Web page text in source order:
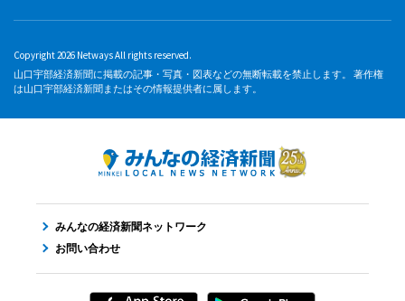
Copyright 2026 Netways All rights reserved.
山口宇部経済新聞に掲載の記事・写真・図表などの無断転載を禁止します。 著作権
は山口宇部経済新聞またはその情報提供者に属します。
みんなの経済新聞ネットワーク
お問い合わせ